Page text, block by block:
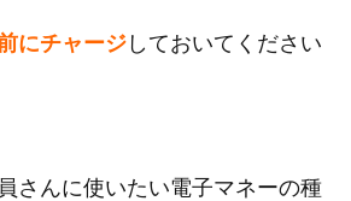
にチャージ しておいてください
さんに使いたい電子マネーの種